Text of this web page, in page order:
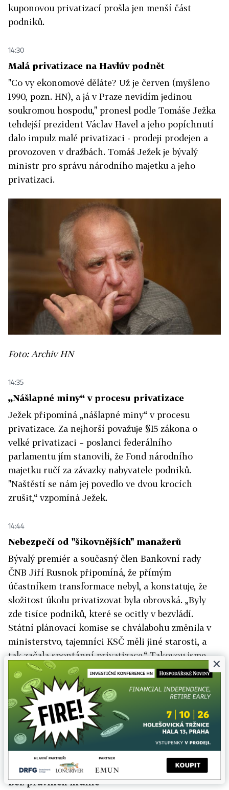
kuponovou privatizací prošla jen menší část
podniků.
14:30
Malá privatizace na Havlův podnět
"Co vy ekonomové děláte? Už je červen (myšleno
1990, pozn. HN), a já v Praze nevidím jedinou
soukromou hospodu," pronesl podle Tomáše Ježka
tehdejší prezident Václav Havel a jeho popíchnutí
dalo impulz malé privatizaci - prodeji prodejen a
provozoven v dražbách. Tomáš Ježek je bývalý
ministr pro správu národního majetku a jeho
privatizaci.
Foto: Archiv HN
14:35
„Nášlapné miny“ v procesu privatizace
Ježek připomíná „nášlapné miny“ v procesu
privatizace. Za nejhorší považuje §15 zákona o
velké privatizaci – poslanci federálního
parlamentu jím stanovili, že Fond národního
majetku ručí za závazky nabyvatele podniků.
"Naštěstí se nám jej povedlo ve dvou krocích
zrušit,“ vzpomíná Ježek.
14:44
Nebezpečí od "šikovnějších" manažerů
Bývalý premiér a současný člen Bankovní rady
ČNB Jiří Rusnok připomíná, že přímým
účastníkem transformace nebyl, a konstatuje, že
složitost úkolu privatizovat byla obrovská. „Byly
zde tisíce podniků, které se ocitly v bezvládí.
Státní plánovací komise se chválabohu změnila v
ministerstvo, tajemníci KSČ měli jiné starosti, a
tak začala spontánní privatizace.“ Takovou jsme
podle Rusnoka mohli vidět na východ od nás, kdy
„šikovnější“ manažeři zakládali své podniky a
převáděli do nich hmotná aktiva či know-how. I
proto se podle Rusnoka dá pochopit, že se hledala
rychlá cesta. Jiná věc je, co se dělo po kuponové
privatizaci.
14:49
Bez právních hranic
×